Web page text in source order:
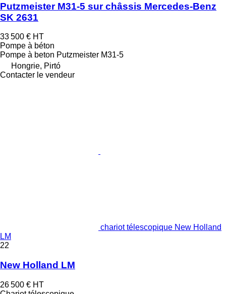
Putzmeister M31-5 sur châssis Mercedes-Benz
SK 2631
33 500 € HT
Pompe à béton
Pompe à beton Putzmeister M31-5
Hongrie, Pirtó
Contacter le vendeur
chariot télescopique New Holland
LM
22
New Holland LM
26 500 € HT